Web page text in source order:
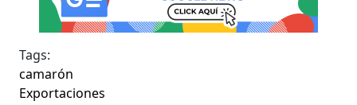
Tags:
camarón
Exportaciones